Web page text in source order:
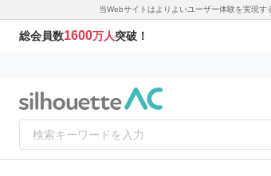
当Webサイトはよりよいユーザー体験を実現
総会員数1600万人突破！